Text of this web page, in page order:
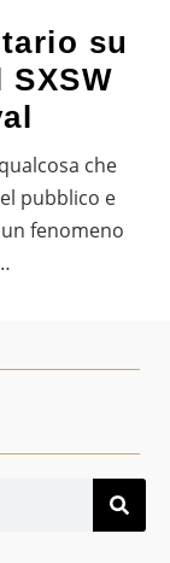
su
che
pubblico e
fenomeno